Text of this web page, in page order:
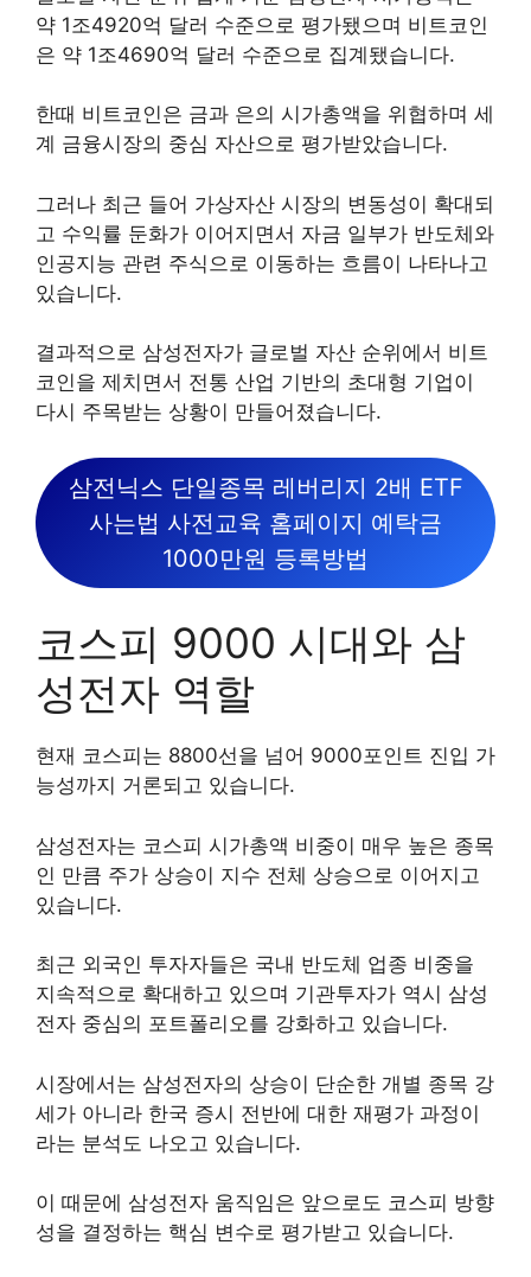
약 1조4920억 달러 수준으로 평가됐으며 비트코인
은 약 1조4690억 달러 수준으로 집계됐습니다.
한때 비트코인은 금과 은의 시가총액을 위협하며 세
계 금융시장의 중심 자산으로 평가받았습니다.
그러나 최근 들어 가상자산 시장의 변동성이 확대되
고 수익률 둔화가 이어지면서 자금 일부가 반도체와
인공지능 관련 주식으로 이동하는 흐름이 나타나고
있습니다.
결과적으로 삼성전자가 글로벌 자산 순위에서 비트
코인을 제치면서 전통 산업 기반의 초대형 기업이
다시 주목받는 상황이 만들어졌습니다.
삼전닉스 단일종목 레버리지 2배 ETF
사는법 사전교육 홈페이지 예탁금
1000만원 등록방법
코스피 9000 시대와 삼
성전자 역할
현재 코스피는 8800선을 넘어 9000포인트 진입 가
능성까지 거론되고 있습니다.
삼성전자는 코스피 시가총액 비중이 매우 높은 종목
인 만큼 주가 상승이 지수 전체 상승으로 이어지고
있습니다.
최근 외국인 투자자들은 국내 반도체 업종 비중을
지속적으로 확대하고 있으며 기관투자가 역시 삼성
전자 중심의 포트폴리오를 강화하고 있습니다.
시장에서는 삼성전자의 상승이 단순한 개별 종목 강
세가 아니라 한국 증시 전반에 대한 재평가 과정이
라는 분석도 나오고 있습니다.
이 때문에 삼성전자 움직임은 앞으로도 코스피 방향
성을 결정하는 핵심 변수로 평가받고 있습니다.